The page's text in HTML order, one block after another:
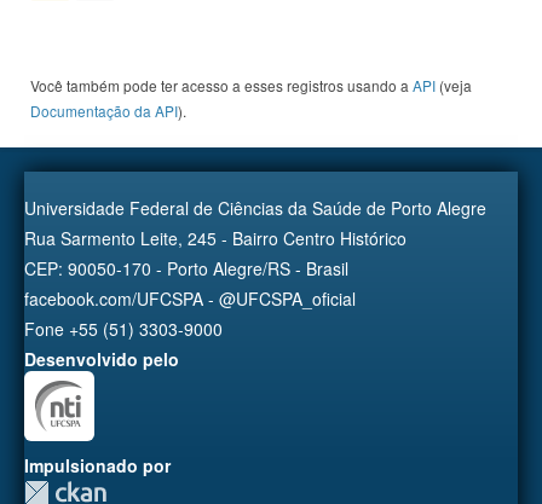
Você também pode ter acesso a esses registros usando a API (veja
Documentação da API).
Universidade Federal de Ciências da Saúde de Porto Alegre
Rua Sarmento Leite, 245 - Bairro Centro Histórico
CEP: 90050-170 - Porto Alegre/RS - Brasil
facebook.com/UFCSPA - @UFCSPA_oficial
Fone +55 (51) 3303-9000
Desenvolvido pelo
Impulsionado por